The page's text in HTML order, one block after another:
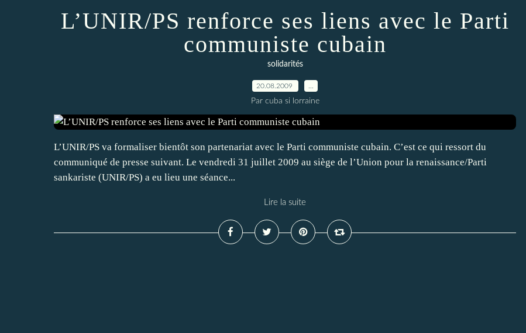
L’UNIR/PS renforce ses liens avec le Parti
communiste cubain
solidarités
20.08.2009
Par cuba si lorraine
L’UNIR/PS va formaliser bientôt son partenariat avec le Parti communiste cubain. C’est ce qui ressort du
communiqué de presse suivant. Le vendredi 31 juillet 2009 au siège de l’Union pour la renaissance/Parti
sankariste (UNIR/PS) a eu lieu une séance...
Lire la suite